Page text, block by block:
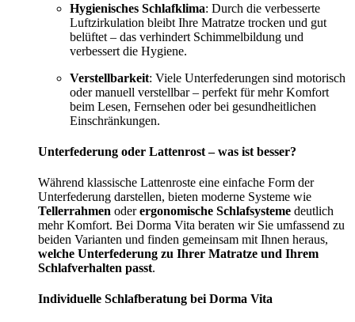
Hygienisches Schlafklima: Durch die verbesserte
Luftzirkulation bleibt Ihre Matratze trocken und gut
belüftet – das verhindert Schimmelbildung und
verbessert die Hygiene.
Verstellbarkeit: Viele Unterfederungen sind motorisch
oder manuell verstellbar – perfekt für mehr Komfort
beim Lesen, Fernsehen oder bei gesundheitlichen
Einschränkungen.
Unterfederung oder Lattenrost – was ist besser?
Während klassische Lattenroste eine einfache Form der
Unterfederung darstellen, bieten moderne Systeme wie
Tellerrahmen oderergonomische Schlafsysteme deutlich
mehr Komfort. Bei Dorma Vita beraten wir Sie umfassend zu
beiden Varianten und finden gemeinsam mit Ihnen heraus,
welche Unterfederung zu Ihrer Matratze und Ihrem
Schlafverhalten passt.
Individuelle Schlafberatung bei Dorma Vita